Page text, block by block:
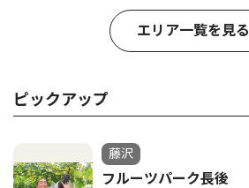
エリア一覧を見る
ピックアップ
藤沢
フルーツパーク長後